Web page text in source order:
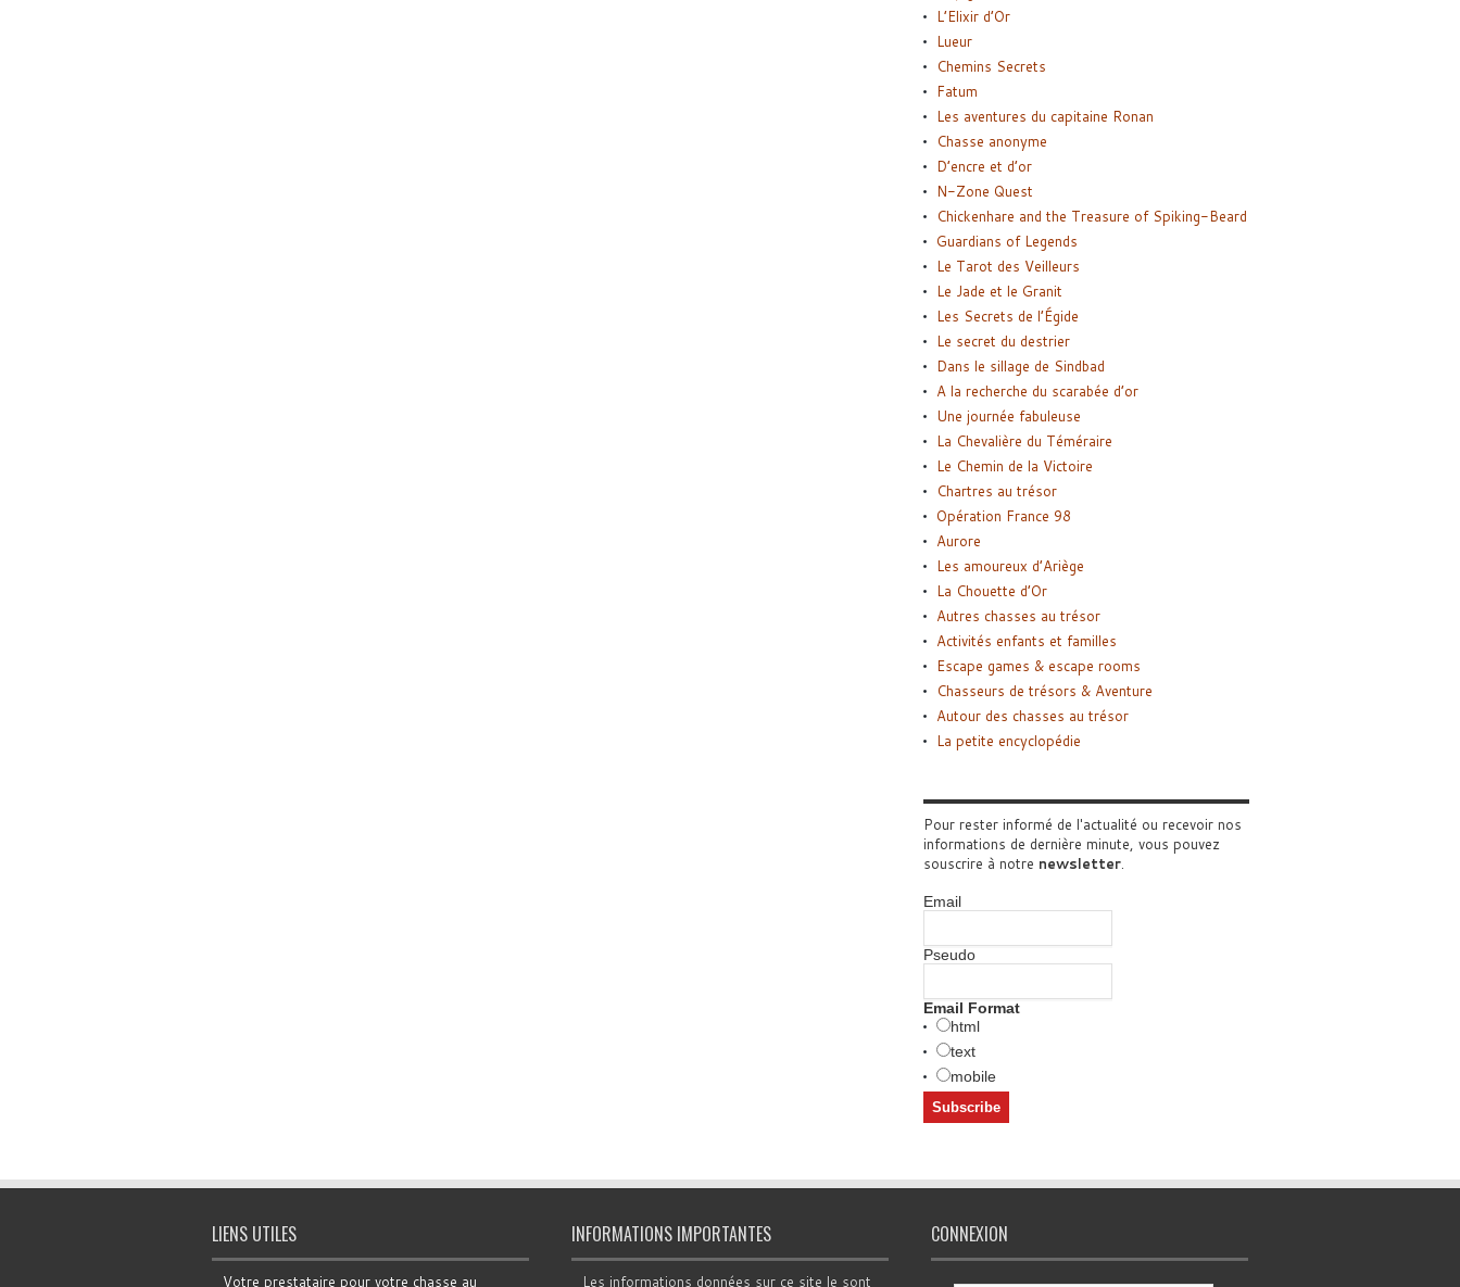
L’Elixir d’Or
Lueur
Chemins Secrets
Fatum
Les aventures du capitaine Ronan
Chasse anonyme
D’encre et d’or
N-Zone Quest
Chickenhare and the Treasure of Spiking-Beard
Guardians of Legends
Le Tarot des Veilleurs
Le Jade et le Granit
Les Secrets de l’Égide
Le secret du destrier
Dans le sillage de Sindbad
A la recherche du scarabée d’or
Une journée fabuleuse
La Chevalière du Téméraire
Le Chemin de la Victoire
Chartres au trésor
Opération France 98
Aurore
Les amoureux d’Ariège
La Chouette d’Or
Autres chasses au trésor
Activités enfants et familles
Escape games & escape rooms
Chasseurs de trésors & Aventure
Autour des chasses au trésor
La petite encyclopédie
Pour rester informé de l'actualité ou recevoir nos
informations de dernière minute, vous pouvez
souscrire à notre newsletter.
Email
Pseudo
Email Format
html
text
mobile
LIENS UTILES
Votre prestataire pour votre chasse au
INFORMATIONS IMPORTANTES
Les informations données sur ce site le sont
CONNEXION